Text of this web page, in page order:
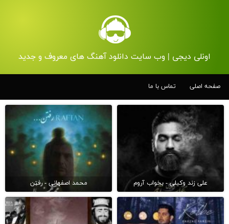
اونلی دیجی | وب سایت دانلود آهنگ های معروف و جدید
صفحه اصلی تماس با ما
علی زند وکیلی - بخواب آروم محمد اصفهانی - رفتن